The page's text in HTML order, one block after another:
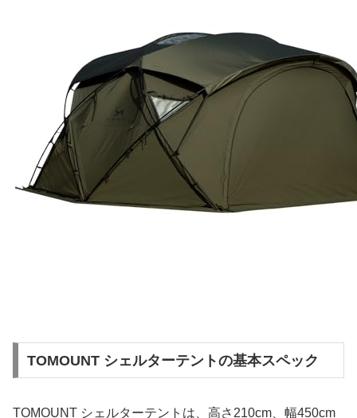
TOMOUNT シェルターテントの基本スペック
TOMOUNT シェルターテントは、高さ210cm、幅450cm